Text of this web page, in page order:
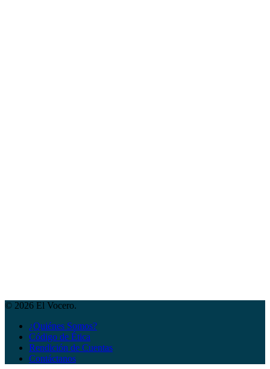
© 2026 El Vocero.
¿Quiénes Somos?
Código de Ética
Rendición de Cuentas
Contáctanos